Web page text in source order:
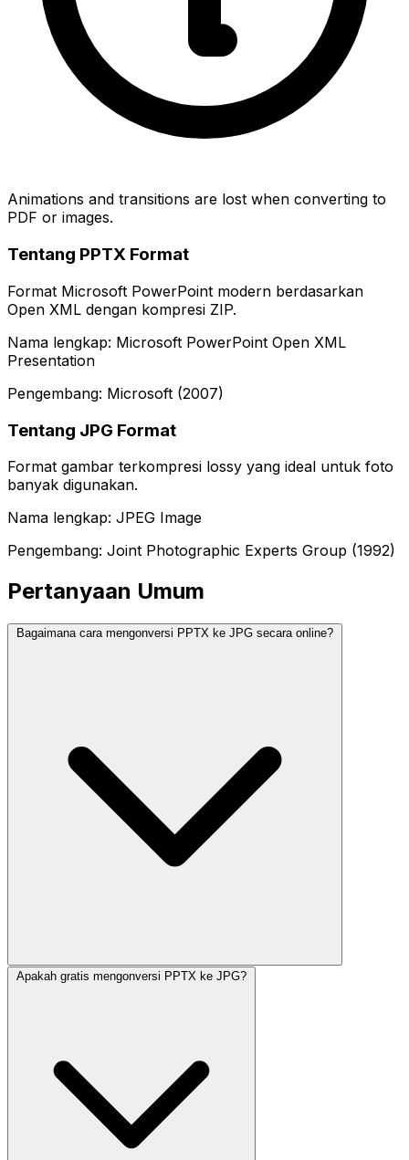
Animations and transitions are lost when converting to
PDF or images.
Tentang PPTX Format
Format Microsoft PowerPoint modern berdasarkan
Open XML dengan kompresi ZIP.
Nama lengkap: Microsoft PowerPoint Open XML
Presentation
Pengembang: Microsoft (2007)
Tentang JPG Format
Format gambar terkompresi lossy yang ideal untuk foto
banyak digunakan.
Nama lengkap: JPEG Image
Pengembang: Joint Photographic Experts Group (1992)
Pertanyaan Umum
Bagaimana cara mengonversi PPTX ke JPG secara online?
Apakah gratis mengonversi PPTX ke JPG?